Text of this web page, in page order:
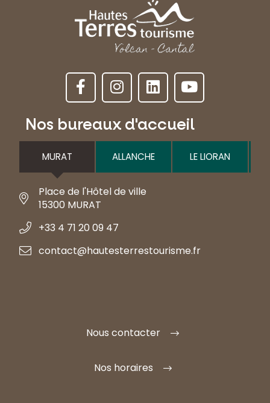
Nos bureaux d'accueil
MURAT ALLANCHE LE LIORAN
Place de l'Hôtel de ville
15300 MURAT
+33 4 71 20 09 47
contact@hautesterrestourisme.fr
Nous contacter
Nos horaires